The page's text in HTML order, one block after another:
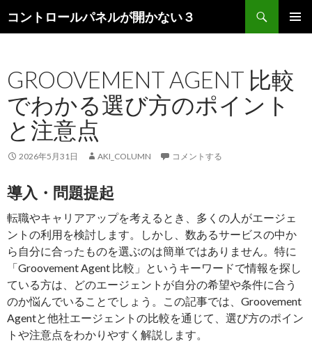
コントロールパネルが開かない３
索
ン
ツ
へ
キ
ッ
プ
GROOVEMENT AGENT 比較
でわかる選び方のポイント
と注意点
2026年5月31日 AKI_COLUMN コメントする
導入・問題提起
転職やキャリアアップを考えるとき、多くの人がエージェ
ントの利用を検討します。しかし、数あるサービスの中か
ら自分に合ったものを選ぶのは簡単ではありません。特に
「Groovement Agent 比較」というキーワードで情報を探し
ている方は、どのエージェントが自分の希望や条件に合う
のか悩んでいることでしょう。この記事では、Groovement
Agentと他社エージェントの比較を通じて、選び方のポイン
トや注意点をわかりやすく解説します。